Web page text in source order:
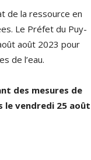
de la ressource en
Le Préfet du Puy-
août 2023 pour
de l’eau.
des mesures de
le vendredi 25 août